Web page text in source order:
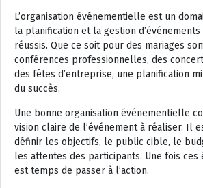
L’organisation événementielle est un
la planification et la gestion
réussis. Que ce soit pour des mariages
conférences professionnelles, des
des fêtes d’entreprise, une planification
du succès.
Une bonne organisation événementielle
vision claire de l’événement à réaliser. Il
définir les objectifs, le public cible, le
les attentes des participants. Une fois
est temps de passer à l’action.